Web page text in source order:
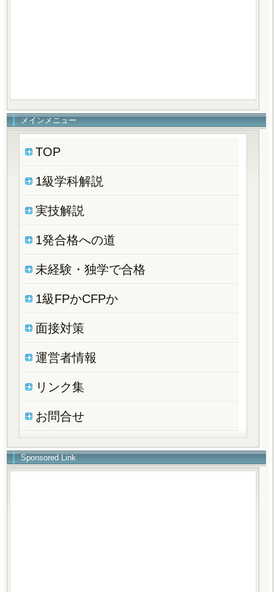
メインメニュー
TOP
1級学科解説
実技解説
1発合格への道
未経験・独学で合格
1級FPかCFPか
面接対策
運営者情報
リンク集
お問合せ
Sponsored Link